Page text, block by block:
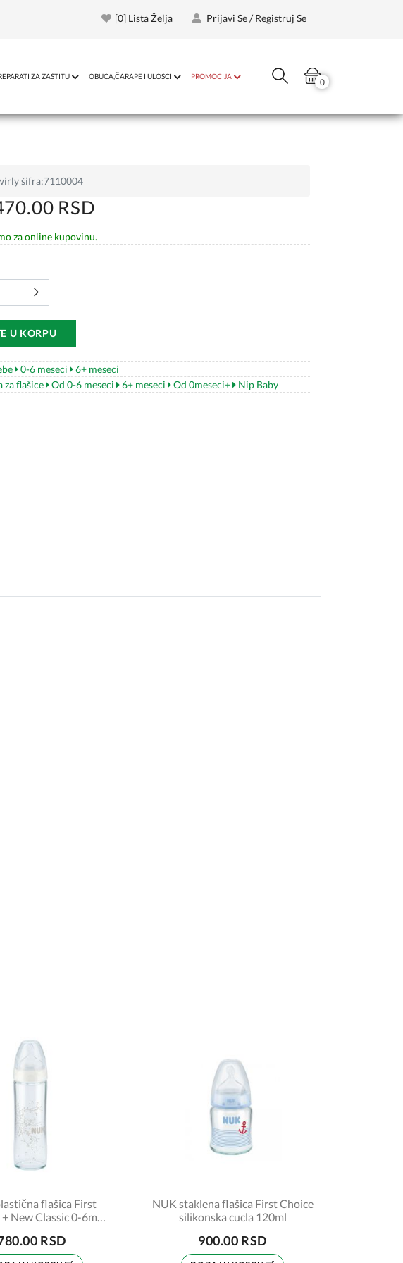
[0] Lista Želja Prijavi Se / Registruj Se
ZA ZAŠTITU OBUĆA,ČARAPE I ULOŠCI PROMOCIJA
0
šifra:7110004
RSD
za online kupovinu.
U KORPU
0-6 meseci
6+ meseci
za flašice Od 0-6 meseci 6+ meseci Od 0meseci+ Nip Baby
flašica First
New Classic 0-6m
RSD
NUK staklena flašica First Choice
silikonska cucla 120ml
900.00 RSD